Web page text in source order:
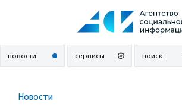
новости сервисы поиск
Новости